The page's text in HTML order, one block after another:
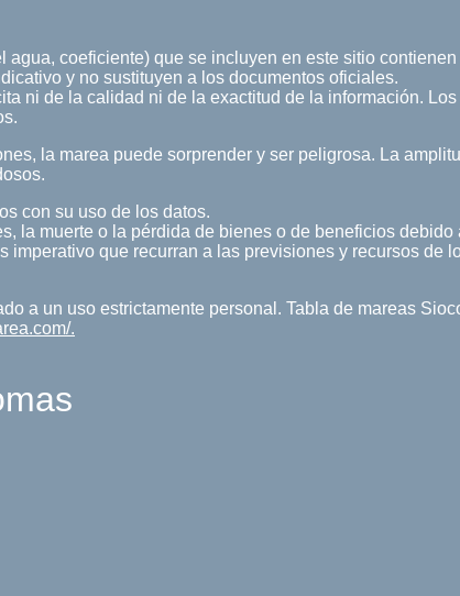
coeficiente) que se incluyen en este sitio
y no sustituyen a los documentos oficiales.
ni de la calidad ni de la exactitud de la información.
la marea puede sorprender y ser peligrosa. La
con su uso de los datos.
la muerte o la pérdida de bienes o de beneficios
que recurran a las previsiones y recursos de
a un uso estrictamente personal. Tabla de mareas
.